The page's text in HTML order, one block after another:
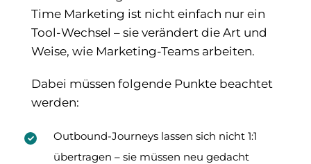
Time Marketing ist nicht einfach nur ein
Tool-Wechsel – sie verändert die Art und
Weise, wie Marketing-Teams arbeiten.
Dabei müssen folgende Punkte beachtet
werden:
Outbound-Journeys lassen sich nicht 1:1
übertragen – sie müssen neu gedacht